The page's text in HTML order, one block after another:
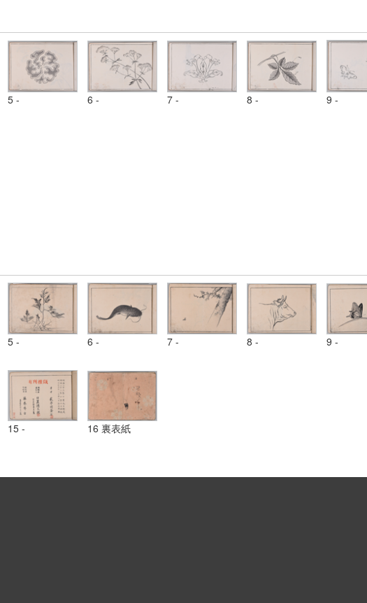
5 - 6 - 7 - 8 - 9 -
5 - 6 - 7 - 8 - 9 -
15 - 16 裏表紙